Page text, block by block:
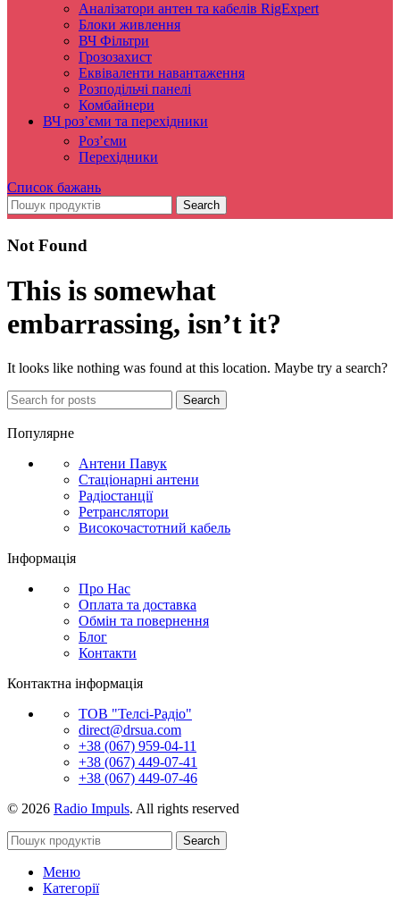
Аналізатори антен та кабелів RigExpert
Блоки живлення
ВЧ Фільтри
Грозозахист
Еквіваленти навантаження
Розподільчі панелі
Комбайнери
ВЧ роз’єми та перехідники
Роз’єми
Перехідники
Список бажань
Search
Not Found
This is somewhat
embarrassing, isn’t it?
It looks like nothing was found at this location. Maybe try a search?
Search
Популярне
Антени Павук
Стаціонарні антени
Радіостанції
Ретранслятори
Високочастотний кабель
Інформація
Про Нас
Оплата та доставка
Обмін та повернення
Блог
Контакти
Контактна інформація
ТОВ "Телсі-Радіо"
direct@drsua.com
+38 (067) 959-04-11
+38 (067) 449-07-41
+38 (067) 449-07-46
© 2026 Radio Impuls. All rights reserved
Search
Меню
Категорії